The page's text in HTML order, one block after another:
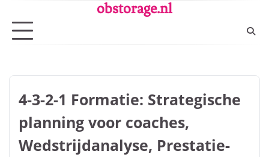
content
obstorage.nl
4-3-2-1 Formatie: Strategische
planning voor coaches,
Wedstrijdanalyse, Prestatie-